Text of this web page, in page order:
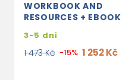
WORKBOOK AND
RESOURCES + EBOOK
3-5 dní
1 473 Kč -15% 1 252 Kč